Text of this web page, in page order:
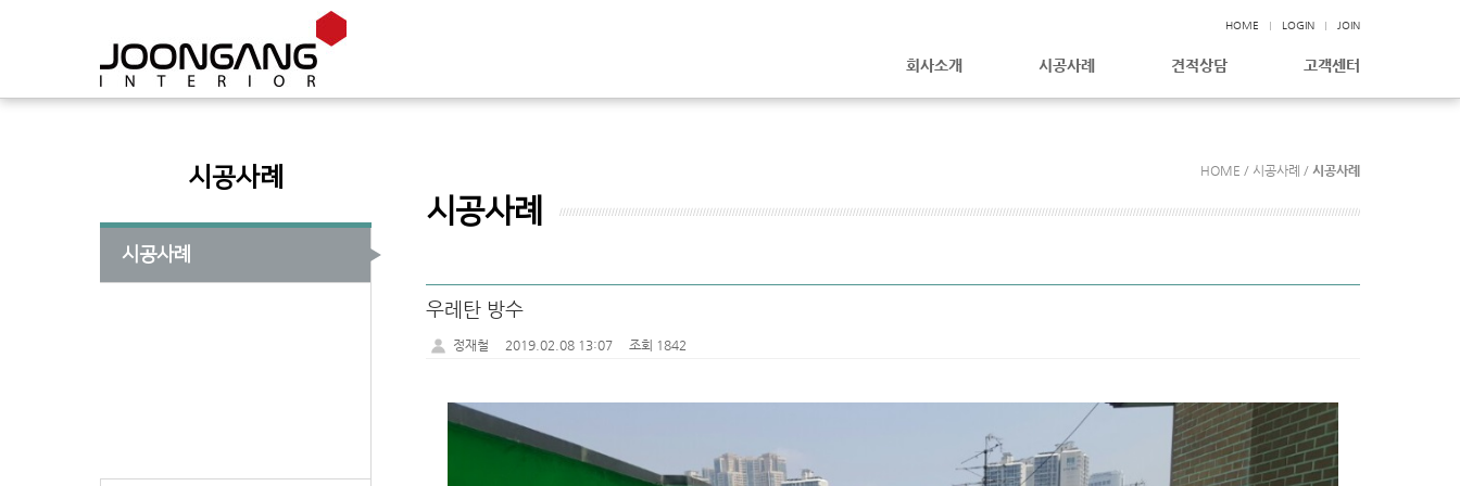
HOME LOGIN JOIN
회사소개 시공사례 견적상담 고객센터
시공사례
시공사례
HOME / 시공사례 / 시공사례
시공사례
우레탄 방수
정재철 2019.02.08 13:07 조회 1842